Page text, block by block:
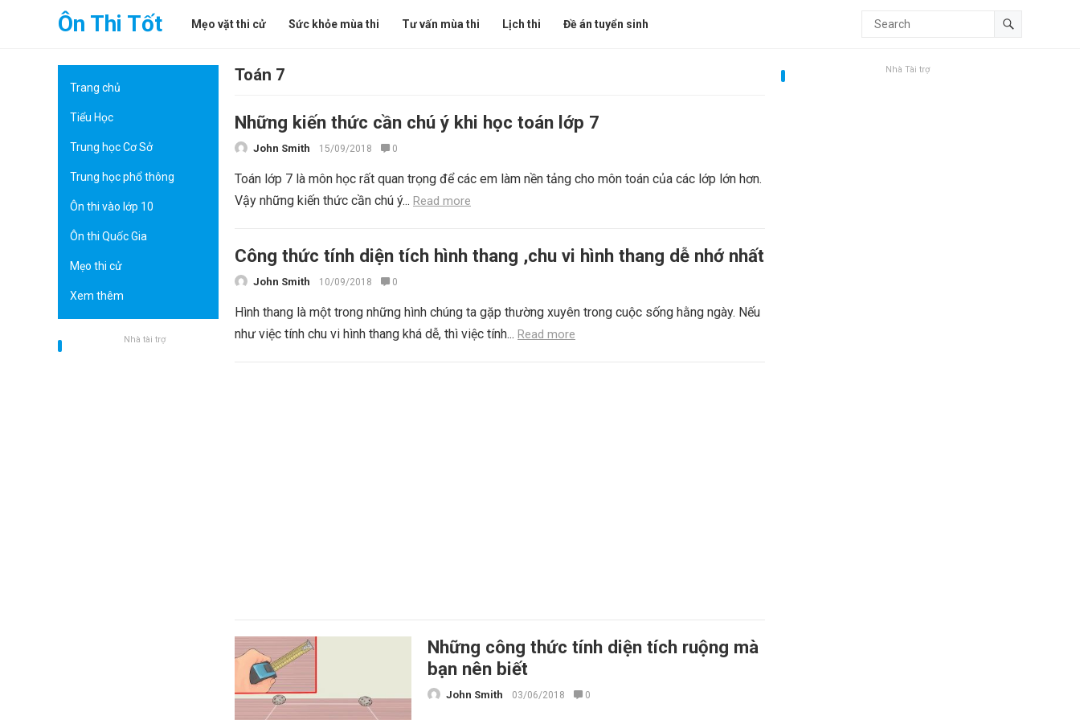
Ôn Thi Tốt Mẹo vặt thi cử Sức khỏe mùa thi Tư vấn mùa thi Lịch thi Đề án tuyển sinh
Trang chủ
Tiểu Học
Trung học Cơ Sở
Trung học phổ thông
Ôn thi vào lớp 10
Ôn thi Quốc Gia
Mẹo thi cử
Xem thêm
Nhà tài trợ
Toán 7
Những kiến thức cần chú ý khi học toán lớp 7
John Smith 15/09/2018 0
Toán lớp 7 là môn học rất quan trọng để các em làm nền tảng cho môn toán của các lớp lớn hơn.
Vậy những kiến thức cần chú ý... Read more
Công thức tính diện tích hình thang ,chu vi hình thang dễ nhớ nhất
John Smith 10/09/2018 0
Hình thang là một trong những hình chúng ta gặp thường xuyên trong cuộc sống hằng ngày. Nếu
như việc tính chu vi hình thang khá dễ, thì việc tính... Read more
Những công thức tính diện tích ruộng mà
bạn nên biết
John Smith 03/06/2018 0
Nhà Tài trợ